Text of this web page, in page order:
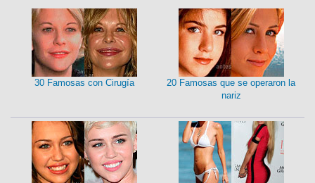
30 Famosas con Cirugía
20 Famosas que se operaron la
nariz